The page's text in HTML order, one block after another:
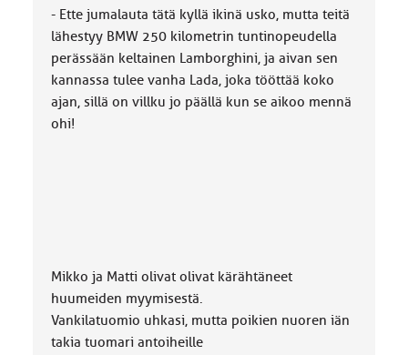
- Ette jumalauta tätä kyllä ikinä usko, mutta teitä
lähestyy BMW 250 kilometrin tuntinopeudella
perässään keltainen Lamborghini, ja aivan sen
kannassa tulee vanha Lada, joka tööttää koko
ajan, sillä on villku jo päällä kun se aikoo mennä
ohi!
Mikko ja Matti olivat olivat kärähtäneet
huumeiden myymisestä.
Vankilatuomio uhkasi, mutta poikien nuoren iän
takia tuomari antoiheille